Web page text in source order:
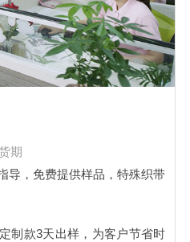
期
导，免费提供样品，特殊织带
制款3天出样，为客户节省时